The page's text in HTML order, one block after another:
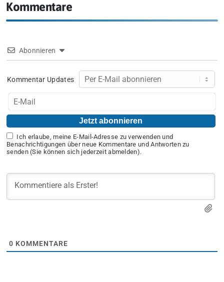
Kommentare
Abonnieren
Kommentar Updates
Ich erlaube, meine E-Mail-Adresse zu verwenden und
Benachrichtigungen über neue Kommentare und Antworten zu
senden (Sie können sich jederzeit abmelden).
0 KOMMENTARE